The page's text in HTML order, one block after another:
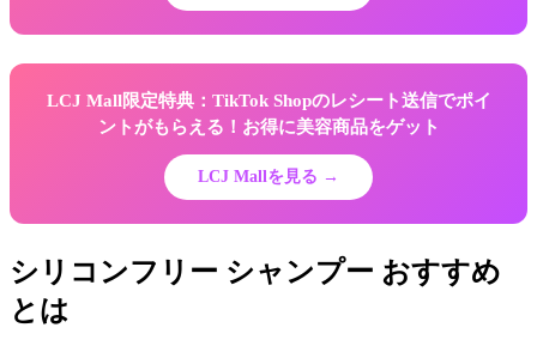
LCJ Mall限定特典：TikTok Shopのレシート送信でポイ
ントがもらえる！お得に美容商品をゲット
LCJ Mallを見る →
シリコンフリー シャンプー おすすめ
とは